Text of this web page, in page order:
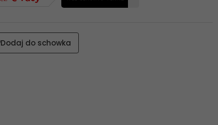
Dodaj do schowka